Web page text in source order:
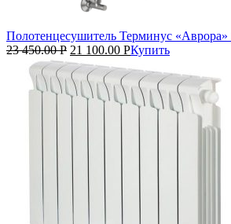
Полотенцесушитель Терминус
23 450.00Р 21 100.00 РКупить